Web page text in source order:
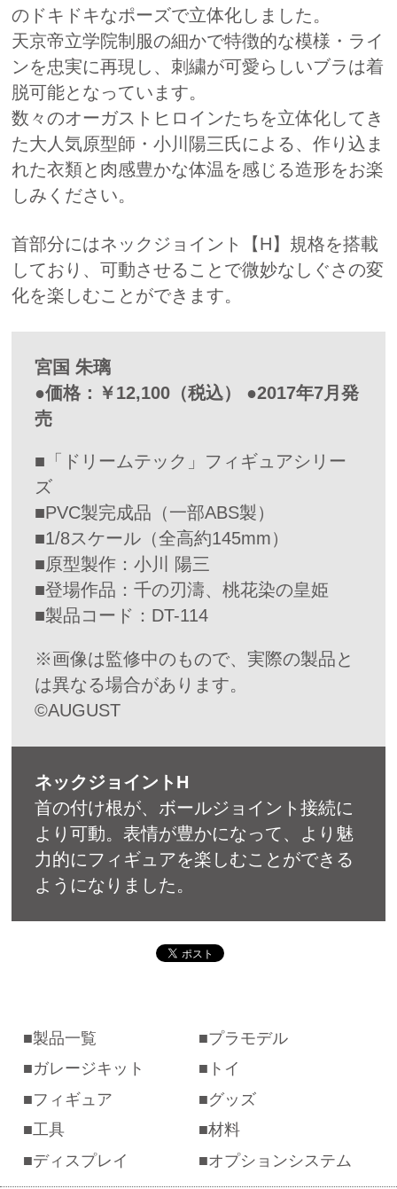
のドキドキなポーズで立体化しました。
天京帝立学院制服の細かで特徴的な模様・ライ
ンを忠実に再現し、刺繍が可愛らしいブラは着
脱可能となっています。
数々のオーガストヒロインたちを立体化してき
た大人気原型師・小川陽三氏による、作り込ま
れた衣類と肉感豊かな体温を感じる造形をお楽
しみください。
首部分にはネックジョイント【H】規格を搭載
しており、可動させることで微妙なしぐさの変
化を楽しむことができます。
宮国 朱璃
●価格：￥12,100（税込） ●2017年7月発
売
■「ドリームテック」フィギュアシリー
ズ
■PVC製完成品（一部ABS製）
■1/8スケール（全高約145mm）
■原型製作：小川 陽三
■登場作品：千の刃濤、桃花染の皇姫
■製品コード：DT-114
※画像は監修中のもので、実際の製品と
は異なる場合があります。
©AUGUST
ネックジョイントH
首の付け根が、ボールジョイント接続に
より可動。表情が豊かになって、より魅
力的にフィギュアを楽しむことができる
ようになりました。
製品一覧
プラモデル
ガレージキット
トイ
フィギュア
グッズ
工具
材料
ディスプレイ
オプションシステム